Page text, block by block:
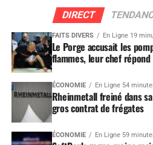
DIRECT
FAITS DIVERS En Ligne 19
Le Porge accusait les
flammes, leur chef répond
ÉCONOMIE En Ligne 54
Rheinmetall freiné dans sa
gros contrat de frégates
ÉCONOMIE En Ligne 59